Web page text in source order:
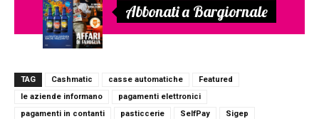
Abbonati a Bargiornale
TAG Cashmatic casse automatiche
Featured
le aziende informano
pagamenti elettronici
pagamenti in contanti
pasticcerie SelfPay
Sigep